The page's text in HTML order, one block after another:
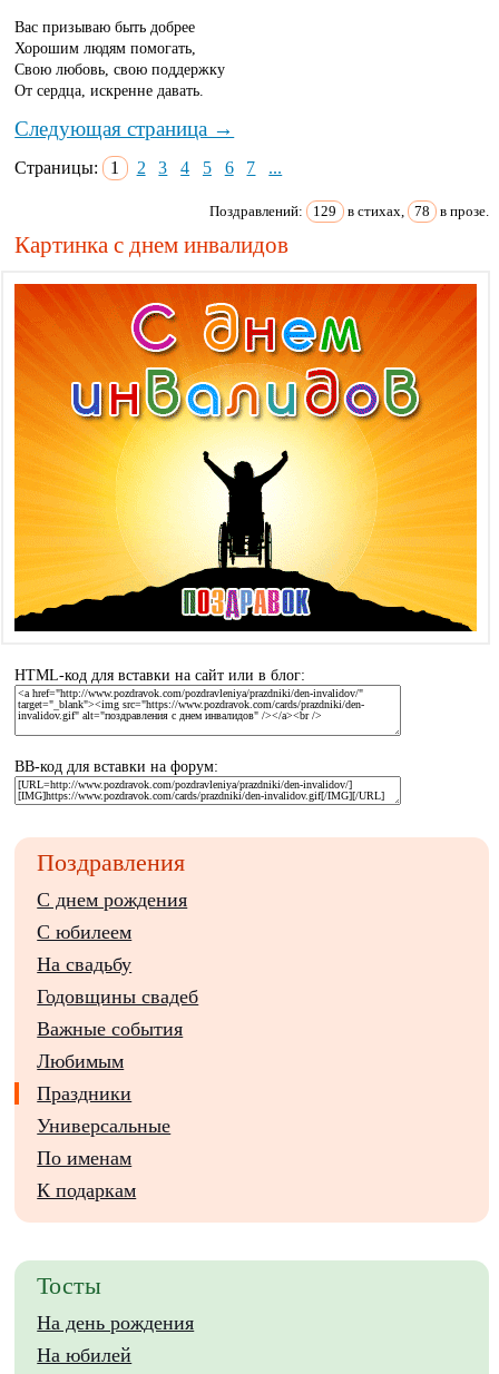
Вас призываю быть добрее
Хорошим людям помогать,
Свою любовь, свою поддержку
От сердца, искренне давать.
Следующая страница →
Страницы: 1 2 3 4 5 6 7 ...
Поздравлений: 129 в стихах, 78 в прозе.
Картинка с днем инвалидов
HTML-код для вставки на сайт или в блог:
BB-код для вставки на форум:
Поздравления
С днем рождения
С юбилеем
На свадьбу
Годовщины свадеб
Важные события
Любимым
Праздники
Универсальные
По именам
К подаркам
Тосты
На день рождения
На юбилей